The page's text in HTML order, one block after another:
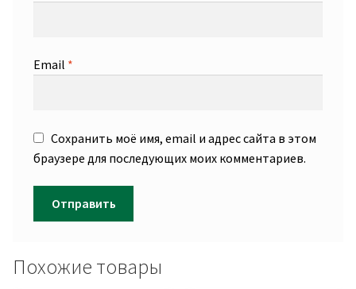
Email *
Сохранить моё имя, email и адрес сайта в этом
браузере для последующих моих комментариев.
Похожие товары